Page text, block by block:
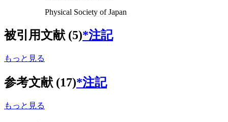
Physical Society of Japan
被引用文献 (5)*注記
もっと見る
参考文献 (17)*注記
もっと見る